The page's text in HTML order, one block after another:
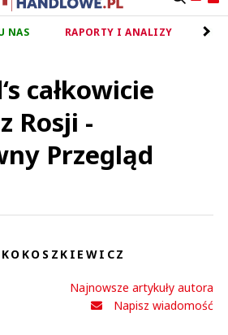
NAS RAPORTY I ANALIZY
całkowicie
Rosji -
Przegląd
Najnowsze artykuły autora
Napisz wiadomość